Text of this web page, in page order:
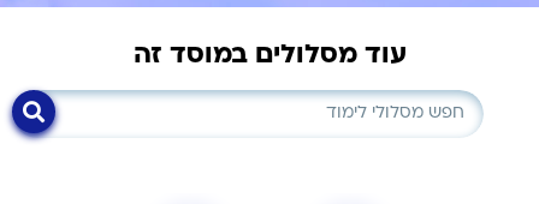
עוד מסלולים במוסד זה